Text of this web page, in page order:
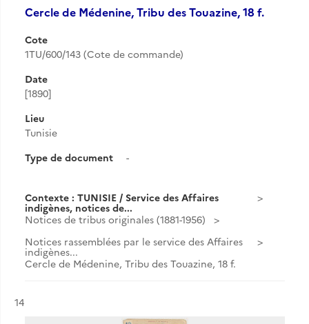
Cercle de Médenine, Tribu des Touazine, 18 f.
Cote
1TU/600/143 (Cote de commande)
Date
[1890]
Lieu
Tunisie
Type de document
-
Contexte : TUNISIE / Service des Affaires
indigènes, notices de...
Notices de tribus originales (1881-1956)
Notices rassemblées par le service des Affaires
indigènes...
Cercle de Médenine, Tribu des Touazine, 18 f.
Résultat n°
14